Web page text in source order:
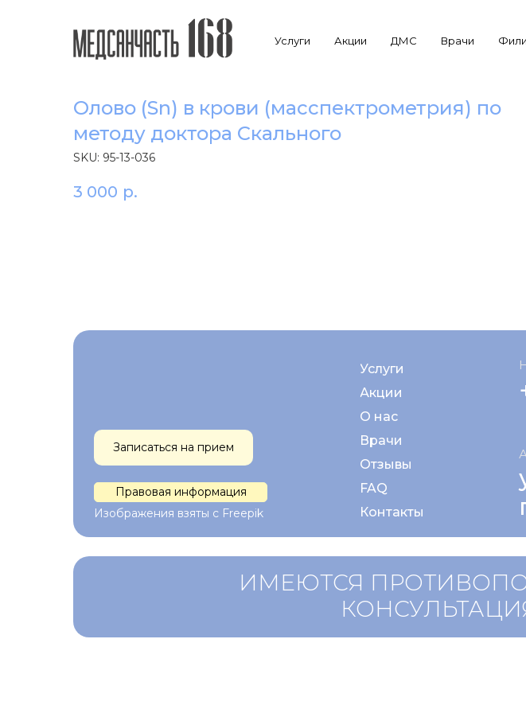
Услуги Акции ДМС Врачи
Олово (Sn) в крови (масспектрометрия) по
методу доктора Скального
SKU: 95-13-036
3 000 р.
Услуги
Правовая информация
Акции
Врачи
О нас
Отзывы
FAQ
Контакты
Записаться на прием
Изображения взяты с Freepik
ИМЕЮТСЯ